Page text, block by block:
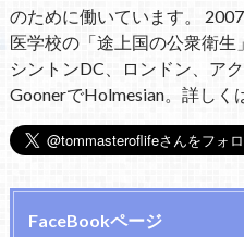
のために働いています。
医学校の「途上国の公衆衛生
シントンDC、ロンドン、ア
GoonerでHolmesian。詳しく
FaceBookページ